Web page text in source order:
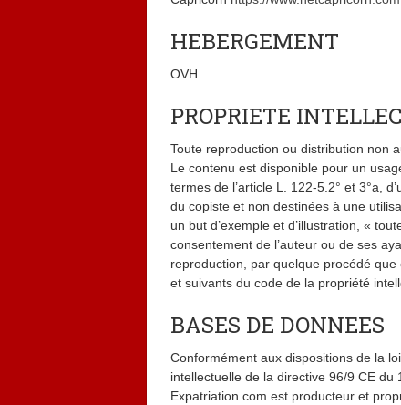
HEBERGEMENT
OVH
PROPRIETE
Toute reproduction ou distribution non
Le contenu est disponible pour un
termes de l’article L. 122-5.2° et 3°a,
du copiste et non destinées à une
un but d’exemple et d’illustration, «
consentement de l’auteur ou de ses
reproduction, par quelque procédé
et suivants du code de la propriété
BASES DE DONNEES
Conformément aux dispositions de la
intellectuelle de la directive 96/9 CE
Expatriation.com est producteur et